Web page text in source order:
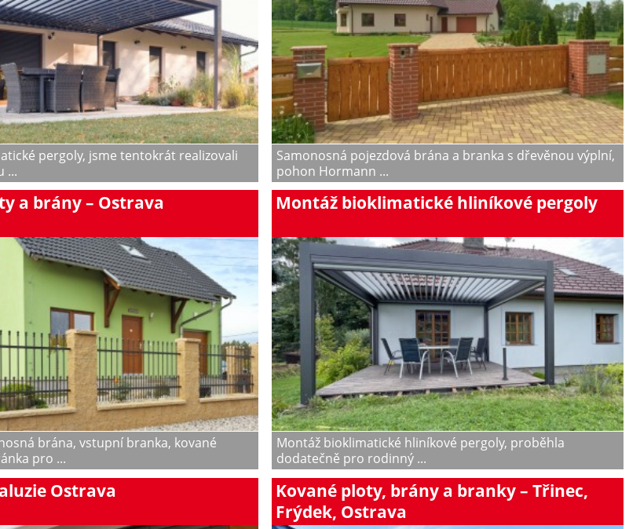
pergoly, jsme tentokrát realizovali
...
Samonosná pojezdová brána a branka s dřevěnou výplní,
pohon Hormann ...
a brány – Ostrava
brána, vstupní branka, kované
pro ...
Montáž bioklimatické hliníkové pergoly
Montáž bioklimatické hliníkové pergoly, proběhla
dodatečně pro rodinný ...
Ostrava
Kované ploty, brány a branky – Třinec,
Frýdek, Ostrava